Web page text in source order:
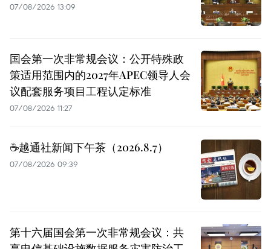
07/08/2026 13:09
国会第一次非常规会议：公开特殊政
策适用范围内的2027年APEC领导人会
议配套服务项目工程认定标准
07/08/2026 11:27
☕️越通社新闻下午茶（2026.8.7）
07/08/2026 09:39
第十六届国会第一次非常规会议：共